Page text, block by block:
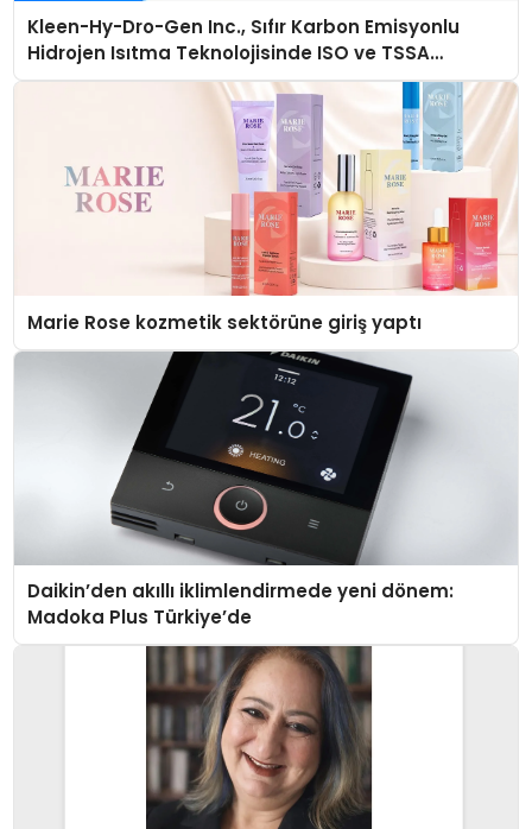
Kleen-Hy-Dro-Gen Inc., Sıfır Karbon Emisyonlu
Hidrojen Isıtma Teknolojisinde ISO ve TSSA
Düzenleyici Onaylarını Aldı
Marie Rose kozmetik sektörüne giriş yaptı
Daikin’den akıllı iklimlendirmede yeni dönem:
Madoka Plus Türkiye’de